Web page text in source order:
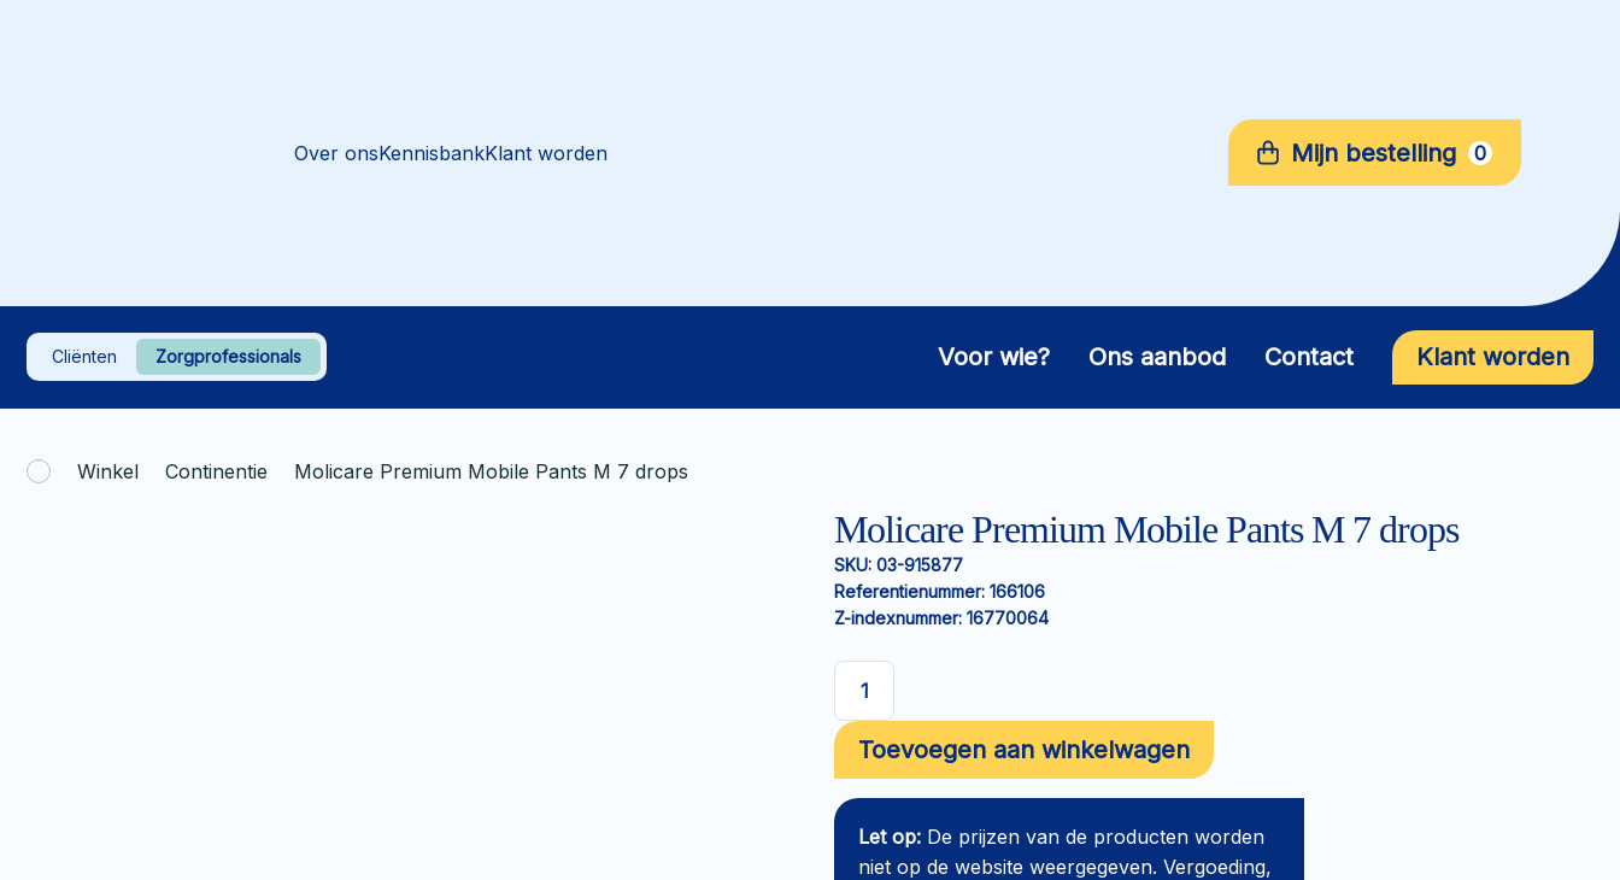
Over onsKennisbankKlant worden Mijn bestelling 0
Cliënten Zorgprofessionals Voor wie? Ons aanbod Contact Klant worden
Winkel Continentie Molicare Premium Mobile Pants M 7 drops
Molicare Premium Mobile Pants M 7 drops
SKU: 03-915877
Referentienummer: 166106
Z-indexnummer: 16770064
Molicare
Premium
Mobile
Pants
M
Toevoegen aan winkelwagen
Let op: De prijzen van de producten worden
niet op de website weergegeven. Vergoeding,